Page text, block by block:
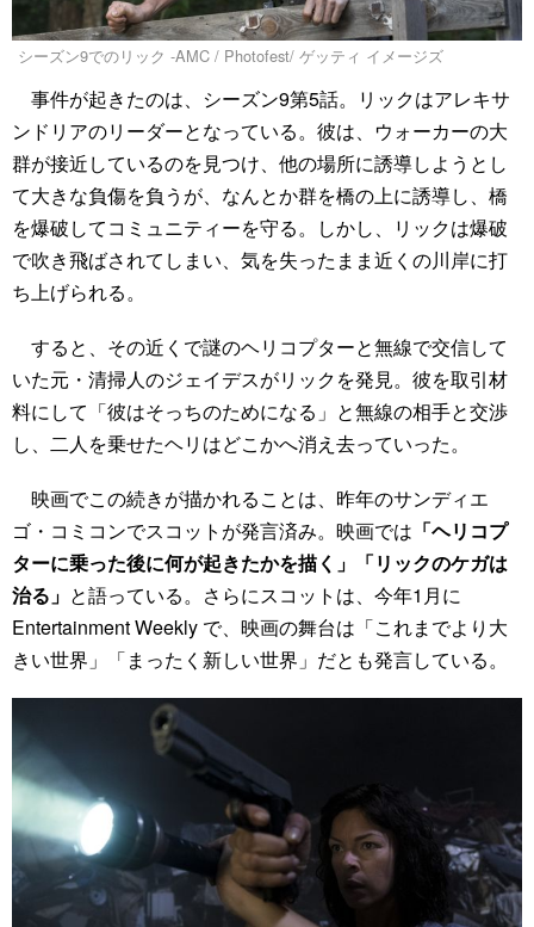
シーズン9でのリック -AMC / Photofest/ ゲッティ イメージズ
事件が起きたのは、シーズン9第5話。リックはアレキサ
ンドリアのリーダーとなっている。彼は、ウォーカーの大
群が接近しているのを見つけ、他の場所に誘導しようとし
て大きな負傷を負うが、なんとか群を橋の上に誘導し、橋
を爆破してコミュニティーを守る。しかし、リックは爆破
で吹き飛ばされてしまい、気を失ったまま近くの川岸に打
ち上げられる。
すると、その近くで謎のヘリコプターと無線で交信して
いた元・清掃人のジェイデスがリックを発見。彼を取引材
料にして「彼はそっちのためになる」と無線の相手と交渉
し、二人を乗せたヘリはどこかへ消え去っていった。
映画でこの続きが描かれることは、昨年のサンディエ
ゴ・コミコンでスコットが発言済み。映画では 「ヘリコプ
ターに乗った後に何が起きたかを描く」「リックのケガは
治る」 と語っている。さらにスコットは、今年1月に
Entertainment Weekly で、映画の舞台は「これまでより大
きい世界」「まったく新しい世界」だとも発言している。